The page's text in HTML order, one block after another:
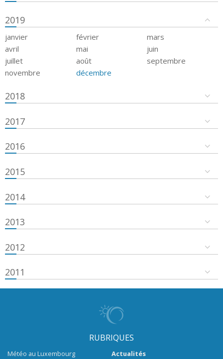
2019
janvier février
mars
avril
mai
juin
juillet
août
septembre
novembre
décembre
2018
2017
2016
2015
2014
2013
2012
2011
RUBRIQUES
Météo au Luxembourg
Actualités